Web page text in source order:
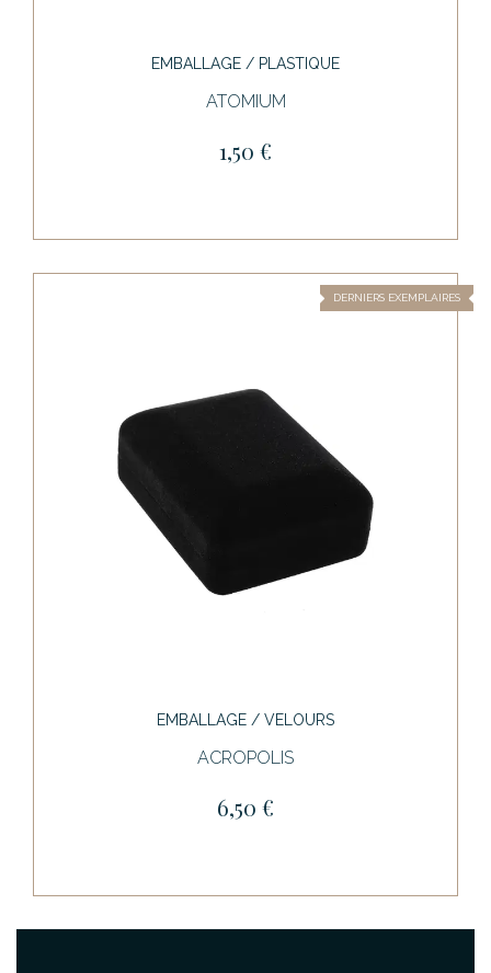
EMBALLAGE / PLASTIQUE
ATOMIUM
1,50 €
DERNIERS EXEMPLAIRES
EMBALLAGE / VELOURS
ACROPOLIS
6,50 €